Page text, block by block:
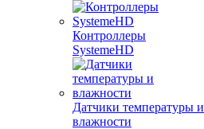
Контроллеры
SystemeHD
Датчики температуры и
влажности